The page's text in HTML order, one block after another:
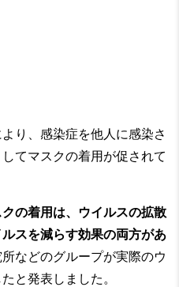
り、感染症を他人に感染さ
てマスクの着用が促されて
クの着用は、ウイルスの拡散
スを減らす効果の両方があ
などのグループが実際のウ
と発表しました。